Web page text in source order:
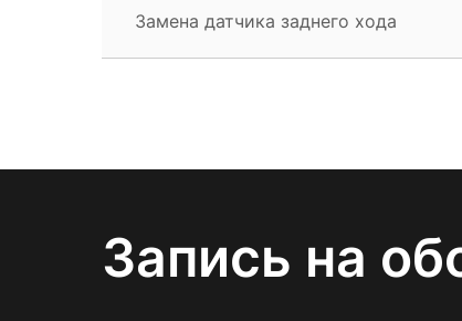
Замена датчика заднего хода
Запись на